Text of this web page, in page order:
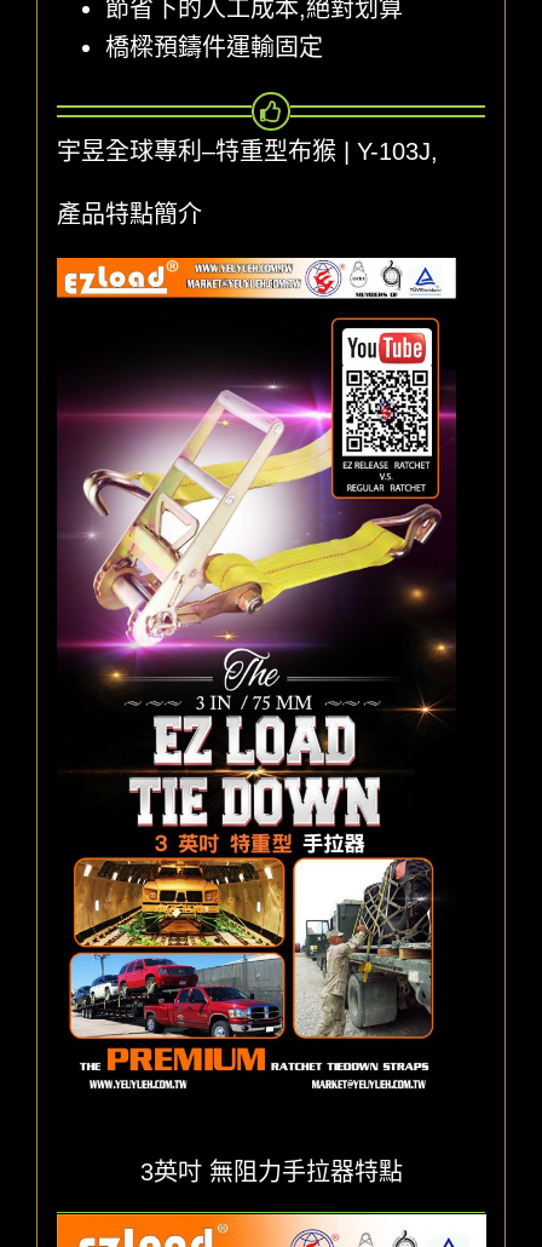
節省下的人工成本,絕對划算
橋樑預鑄件運輸固定
宇昱全球專利–特重型布猴 | Y-103J,
產品特點簡介
3英吋 無阻力手拉器特點